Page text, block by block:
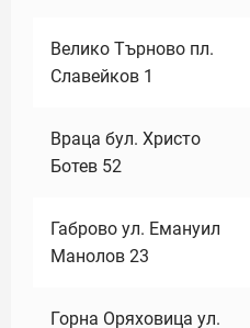
Велико Търново пл.
Славейков 1
Враца бул. Христо
Ботев 52
Габрово ул. Емануил
Манолов 23
Горна Оряховица ул.